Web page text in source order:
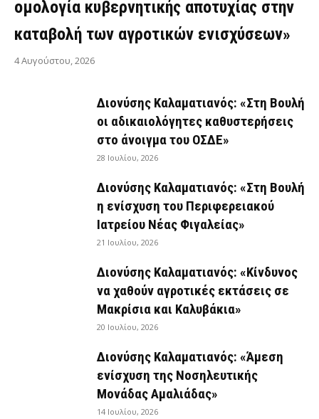
ομολογία κυβερνητικής αποτυχίας στην
καταβολή των αγροτικών ενισχύσεων»
4 Αυγούστου, 2026
Διονύσης Καλαματιανός: «Στη Βουλή
οι αδικαιολόγητες καθυστερήσεις
στο άνοιγμα του ΟΣΔΕ»
28 Ιουλίου, 2026
Διονύσης Καλαματιανός: «Στη Βουλή
η ενίσχυση του Περιφερειακού
Ιατρείου Νέας Φιγαλείας»
21 Ιουλίου, 2026
Διονύσης Καλαματιανός: «Κίνδυνος
να χαθούν αγροτικές εκτάσεις σε
Μακρίσια και Καλυβάκια»
20 Ιουλίου, 2026
Διονύσης Καλαματιανός: «Άμεση
ενίσχυση της Νοσηλευτικής
Μονάδας Αμαλιάδας»
14 Ιουλίου, 2026